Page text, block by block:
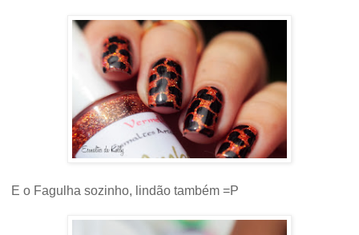
E o Fagulha sozinho, lindão também =P